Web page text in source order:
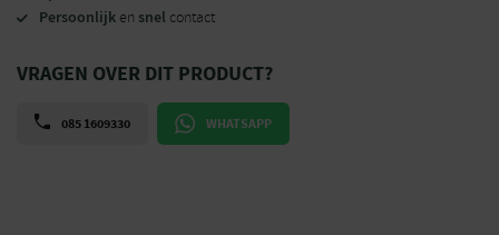
Persoonlijk en snel contact
VRAGEN OVER DIT PRODUCT?
085 1609330 WHATSAPP